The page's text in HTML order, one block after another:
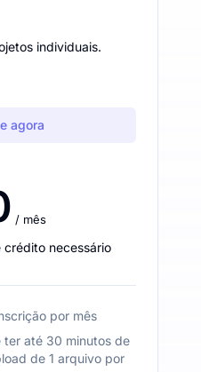
individuais.
agora
/ mês
necessário
por mês
ter até 30 minutos de
de 1 arquivo por